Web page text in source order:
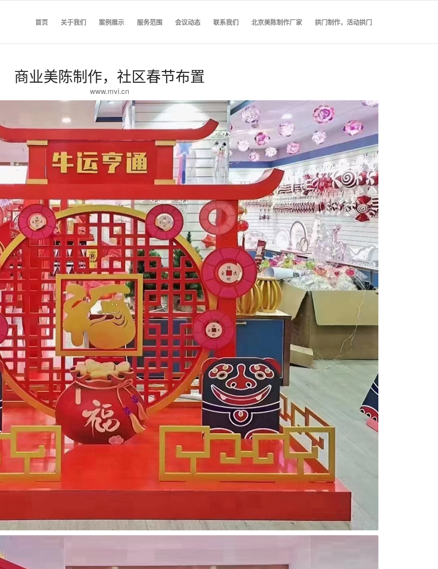
首页 关于我们 案例展示 服务范围 会议动态 联系我们 北京美陈制作厂家 拱门制作，活动拱门
商业美陈制作，社区春节布置
www.mvi.cn